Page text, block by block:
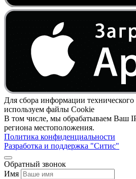
Для сбора информации технического
используем файлы Cookie
В том числе, мы обрабатываем Ваш
региона местоположения.
Политика конфиденциальности
Разработка и поддержка "Ситис"
Обратный звонок
Имя